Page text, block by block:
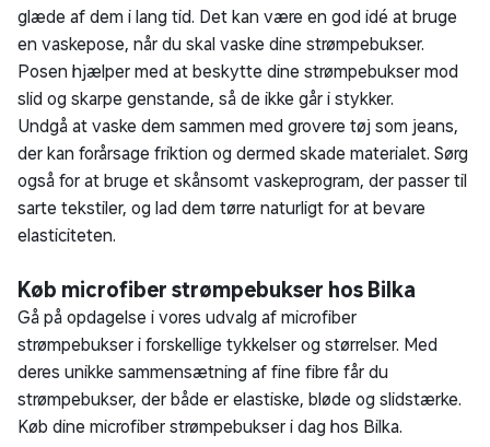
glæde af dem i lang tid. Det kan være en god idé at bruge
en vaskepose, når du skal vaske dine strømpebukser.
Posen hjælper med at beskytte dine strømpebukser mod
slid og skarpe genstande, så de ikke går i stykker.
Undgå at vaske dem sammen med grovere tøj som jeans,
der kan forårsage friktion og dermed skade materialet. Sørg
også for at bruge et skånsomt vaskeprogram, der passer til
sarte tekstiler, og lad dem tørre naturligt for at bevare
elasticiteten.
Køb microfiber strømpebukser hos Bilka
Gå på opdagelse i vores udvalg af microfiber
strømpebukser i forskellige tykkelser og størrelser. Med
deres unikke sammensætning af fine fibre får du
strømpebukser, der både er elastiske, bløde og slidstærke.
Køb dine microfiber strømpebukser i dag hos Bilka.